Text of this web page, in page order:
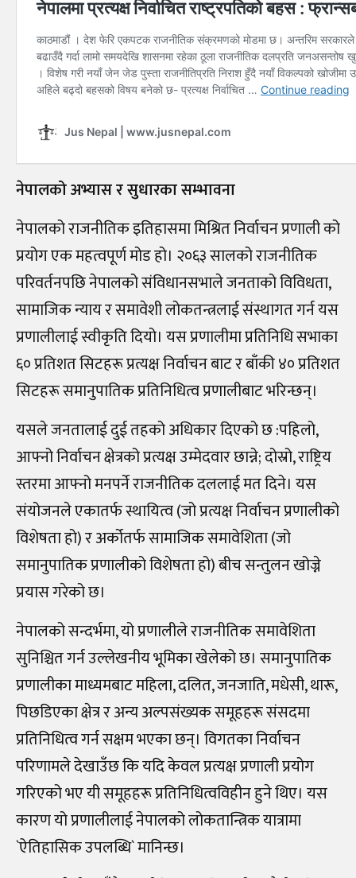
नेपालको अभ्यास र सुधारका सम्भावना
नेपालको राजनीतिक इतिहासमा मिश्रित निर्वाचन प्रणाली को
प्रयोग एक महत्वपूर्ण मोड हो। २०६३ सालको राजनीतिक
परिवर्तनपछि नेपालको संविधानसभाले जनताको विविधता,
सामाजिक न्याय र समावेशी लोकतन्त्रलाई संस्थागत गर्न यस
प्रणालीलाई स्वीकृति दियो। यस प्रणालीमा प्रतिनिधि सभाका
६० प्रतिशत सिटहरू प्रत्यक्ष निर्वाचन बाट र बाँकी ४० प्रतिशत
सिटहरू समानुपातिक प्रतिनिधित्व प्रणालीबाट भरिन्छन्।
यसले जनतालाई दुई तहको अधिकार दिएको छ :पहिलो,
आफ्नो निर्वाचन क्षेत्रको प्रत्यक्ष उम्मेदवार छान्ने; दोस्रो, राष्ट्रिय
स्तरमा आफ्नो मनपर्ने राजनीतिक दललाई मत दिने। यस
संयोजनले एकातर्फ स्थायित्व (जो प्रत्यक्ष निर्वाचन प्रणालीको
विशेषता हो) र अर्कोतर्फ सामाजिक समावेशिता (जो
समानुपातिक प्रणालीको विशेषता हो) बीच सन्तुलन खोज्ने
प्रयास गरेको छ।
नेपालको सन्दर्भमा, यो प्रणालीले राजनीतिक समावेशिता
सुनिश्चित गर्न उल्लेखनीय भूमिका खेलेको छ। समानुपातिक
प्रणालीका माध्यमबाट महिला, दलित, जनजाति, मधेसी, थारू,
पिछडिएका क्षेत्र र अन्य अल्पसंख्यक समूहहरू संसदमा
प्रतिनिधित्व गर्न सक्षम भएका छन्। विगतका निर्वाचन
परिणामले देखाउँछ कि यदि केवल प्रत्यक्ष प्रणाली प्रयोग
गरिएको भए यी समूहहरू प्रतिनिधित्वविहीन हुने थिए। यस
कारण यो प्रणालीलाई नेपालको लोकतान्त्रिक यात्रामा
`ऐतिहासिक उपलब्धि` मानिन्छ।